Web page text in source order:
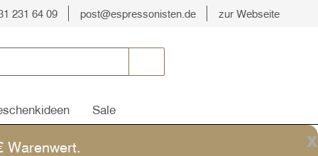
231 64 09 post@espressonisten.de zur Webseite
Sale
x
Warenwert.